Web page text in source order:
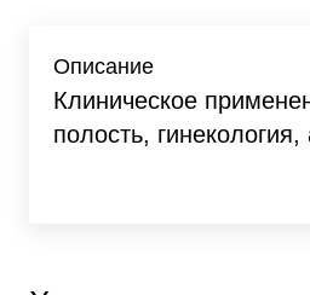
Описание
Клиническое
полость,